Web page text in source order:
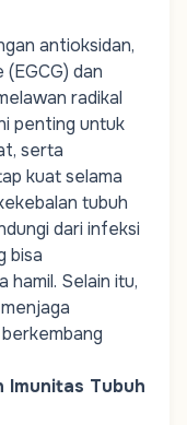
antioksidan,
dan
radikal
penting untuk
serta
kuat selama
tubuh
dari infeksi
bisa
hamil. Selain itu,
Imunitas Tubuh